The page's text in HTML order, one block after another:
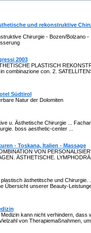
und rekonstruktive
Chirurgie - Bozen/Bolzano -
2003
PLASTISCH
combinazione con. 2.
Südtirol
Natur der Dolomiten
u. Ästhetische Chirurgie ...
boss aesthetic-center ...
- Toskana, Italien - Massage
VON
ÄSTHETISCHE.
ästhetitsche und Chirurgie.
Übersicht unserer Beauty-
kann nicht verhindern, dass
von Therapiemaßnahmen, um